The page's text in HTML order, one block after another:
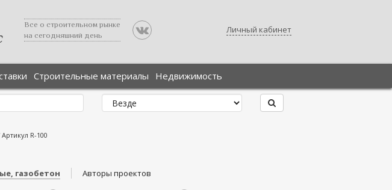
Все о строительном рынке
на сегодняшний день
Личный кабинет
Строительные материалы Недвижимость
R-100
газобетон Авторы проектов